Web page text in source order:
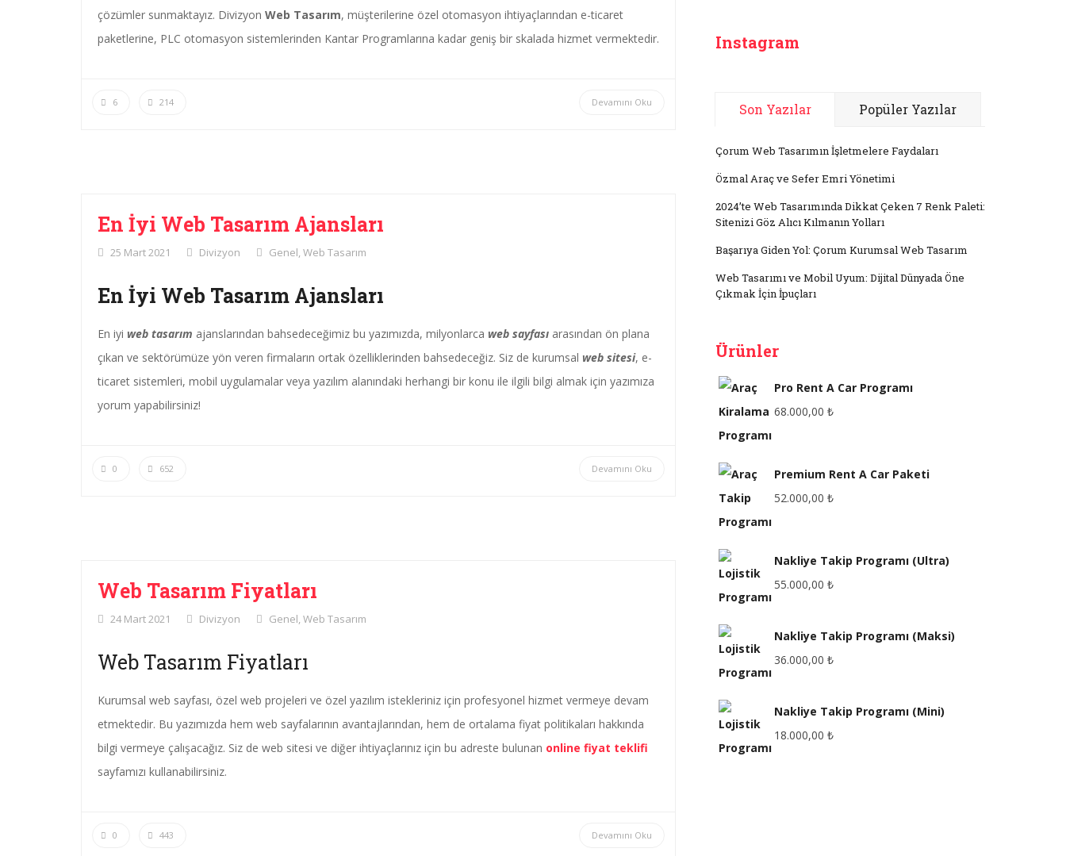
çözümler sunmaktayız. Divizyon Web Tasarım, müşterilerine özel otomasyon ihtiyaçlarından e-ticaret
paketlerine, PLC otomasyon sistemlerinden Kantar Programlarına kadar geniş bir skalada hizmet vermektedir.
Devamını Oku
6 214
En İyi Web Tasarım Ajansları
25 Mart 2021 Divizyon Genel,Web Tasarım
En İyi Web Tasarım Ajansları
En iyi web tasarım ajanslarından bahsedeceğimiz bu yazımızda, milyonlarca web sayfası arasından ön plana
çıkan ve sektörümüze yön veren firmaların ortak özelliklerinden bahsedeceğiz. Siz de kurumsal web sitesi, e-
ticaret sistemleri, mobil uygulamalar veya yazılım alanındaki herhangi bir konu ile ilgili bilgi almak için yazımıza
yorum yapabilirsiniz!
Devamını Oku
0 652
Web Tasarım Fiyatları
24 Mart 2021 Divizyon Genel,Web Tasarım
Web Tasarım Fiyatları
Kurumsal web sayfası, özel web projeleri ve özel yazılım istekleriniz için profesyonel hizmet vermeye devam
etmektedir. Bu yazımızda hem web sayfalarının avantajlarından, hem de ortalama fiyat politikaları hakkında
bilgi vermeye çalışacağız. Siz de web sitesi ve diğer ihtiyaçlarınız için bu adreste bulunan online fiyat teklifi
sayfamızı kullanabilirsiniz.
Devamını Oku
0 443
Instagram
Son Yazılar Popüler Yazılar
Çorum Web Tasarımın İşletmelere Faydaları
Özmal Araç ve Sefer Emri Yönetimi
2024’te Web Tasarımında Dikkat Çeken 7 Renk Paleti:
Sitenizi Göz Alıcı Kılmanın Yolları
Başarıya Giden Yol: Çorum Kurumsal Web Tasarım
Web Tasarımı ve Mobil Uyum: Dijital Dünyada Öne
Çıkmak İçin İpuçları
Ürünler
Pro Rent A Car Programı
68.000,00 ₺
Premium Rent A Car Paketi
52.000,00 ₺
Nakliye Takip Programı (Ultra)
55.000,00 ₺
Nakliye Takip Programı (Maksi)
36.000,00 ₺
Nakliye Takip Programı (Mini)
18.000,00 ₺